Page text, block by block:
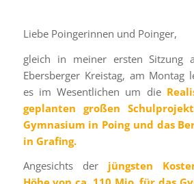
Liebe Poingerinnen und Poinger,
gleich in meiner ersten Sitzung
Ebersberger Kreistag, am Montag
es im Wesentlichen um die
geplanten großen
Gymnasium in Poing und das
in Grafing.
Angesichts der jüngsten